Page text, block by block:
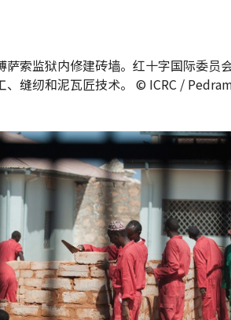
萨索监狱内修建砖墙。红十字国际委员
、缝纫和泥瓦匠技术。 © ICRC /